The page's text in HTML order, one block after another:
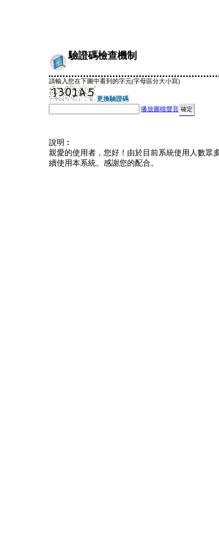
驗證碼檢查機制
請輸入您在下圖中看到的字元(字母區分大小寫)
更換驗證碼
播放圖檔聲音
說明︰
親愛的使用者，您好！由於目前系統使用人數眾
續使用本系統。感謝您的配合。